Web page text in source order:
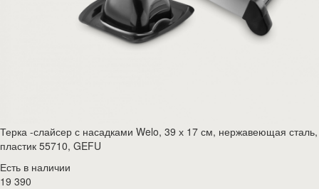
Терка -слайсер с насадками Welo, 39 х 17 см, нержавеющая сталь,
пластик 55710, GEFU
Есть в наличии
19 390